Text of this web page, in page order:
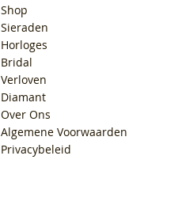
Shop
Sieraden
Horloges
Bridal
Verloven
Diamant
Over Ons
Algemene Voorwaarden
Privacybeleid